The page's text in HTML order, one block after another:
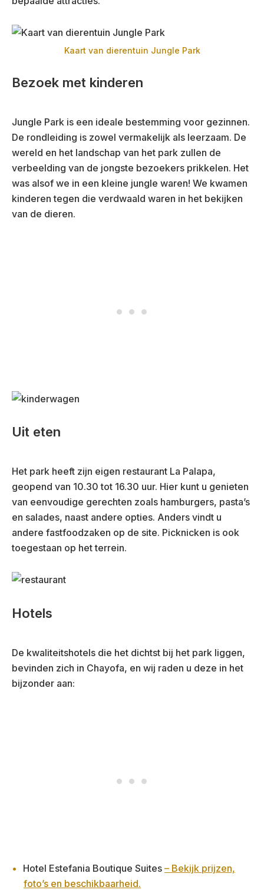
Kaart van dierentuin Jungle Park
Bezoek met kinderen
Jungle Park is een ideale bestemming voor gezinnen.
De rondleiding is zowel vermakelijk als leerzaam. De
wereld en het landschap van het park zullen de
verbeelding van de jongste bezoekers prikkelen. Het
was alsof we in een kleine jungle waren! We kwamen
kinderen tegen die verdwaald waren in het bekijken
van de dieren.
Uit eten
Het park heeft zijn eigen restaurant La Palapa,
geopend van 10.30 tot 16.30 uur. Hier kunt u genieten
van eenvoudige gerechten zoals hamburgers, pasta’s
en salades, naast andere opties. Anders vindt u
andere fastfoodzaken op de site. Picknicken is ook
toegestaan op het terrein.
Hotels
De kwaliteitshotels die het dichtst bij het park liggen,
bevinden zich in Chayofa, en wij raden u deze in het
bijzonder aan:
Hotel Estefania Boutique Suites – Bekijk prijzen,
foto’s en beschikbaarheid.